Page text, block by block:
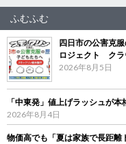
ふむふむ
四日市の公害克
ロジェクト クラ
2026年8月5日
「中東発」値上げラッシュが
2026年8月4日
物価高でも「夏は家族で長距